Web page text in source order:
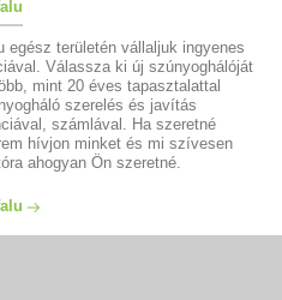
egész területén vállaljuk ingyenes
Válassza ki új szúnyoghálóját
mint 20 éves tapasztalattal
szerelés és javítás
számlával. Ha szeretné
hívjon minket és mi szívesen
ahogyan Ön szeretné.